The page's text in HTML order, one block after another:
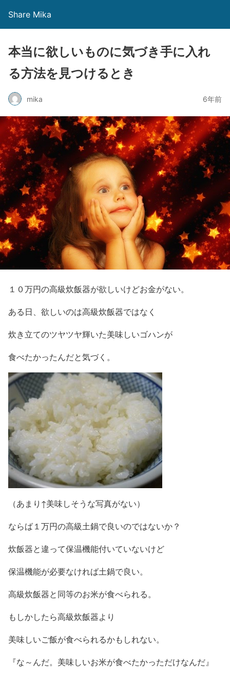
Share Mika
本当に欲しいものに気づき手に入れ
る方法を見つけるとき
mika 6年前
１０万円の高級炊飯器が欲しいけどお金がない。
ある日、欲しいのは高級炊飯器ではなく
炊き立てのツヤツヤ輝いた美味しいゴハンが
食べたかったんだと気づく。
（あまり↑美味しそうな写真がない）
ならば１万円の高級土鍋で良いのではないか？
炊飯器と違って保温機能付いていないけど
保温機能が必要なければ土鍋で良い。
高級炊飯器と同等のお米が食べられる。
もしかしたら高級炊飯器より
美味しいご飯が食べられるかもしれない。
『な～んだ。美味しいお米が食べたかっただけなんだ』